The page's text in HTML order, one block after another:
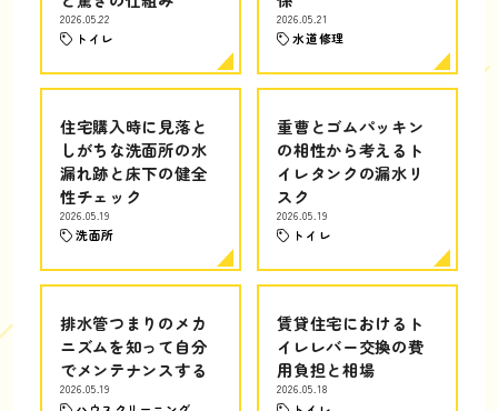
2026.05.22
トイレ
2026.05.21
水道修理
住宅購入時に見落と
しがちな洗面所の水
漏れ跡と床下の健全
性チェック
2026.05.19
洗面所
重曹とゴムパッキン
の相性から考えるト
イレタンクの漏水リ
スク
2026.05.19
トイレ
排水管つまりのメカ
ニズムを知って自分
でメンテナンスする
2026.05.19
賃貸住宅におけるト
イレレバー交換の費
用負担と相場
2026.05.18